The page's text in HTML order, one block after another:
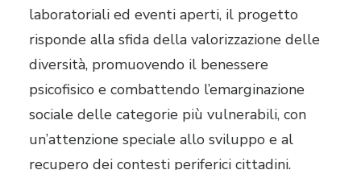
laboratoriali ed eventi aperti, il progetto
risponde alla sfida della valorizzazione delle
diversità, promuovendo il benessere
psicofisico e combattendo l’emarginazione
sociale delle categorie più vulnerabili, con
un’attenzione speciale allo sviluppo e al
recupero dei contesti periferici cittadini.